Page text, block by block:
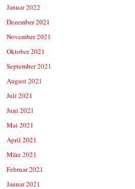
Januar 2022
Dezember 2021
November 2021
Oktober 2021
September 2021
August 2021
Juli 2021
Juni 2021
Mai 2021
April 2021
März 2021
Februar 2021
Januar 2021